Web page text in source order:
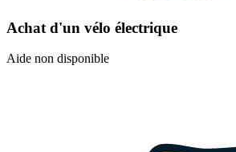
Achat d'un vélo électrique
Aide non disponible